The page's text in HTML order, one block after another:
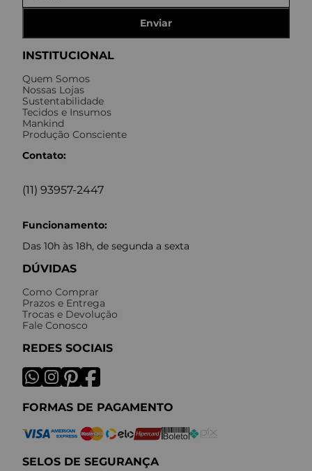
INSTITUCIONAL
Quem Somos
Nossas Lojas
Sustentabilidade
Tecidos e Insumos
Mankind
Produção Consciente
Contato:
(11) 93957-2447
Funcionamento:
Das 10h às 18h, de segunda a sexta
DÚVIDAS
Como Comprar
Prazos e Entrega
Trocas e Devolução
Fale Conosco
REDES SOCIAIS
FORMAS DE PAGAMENTO
SELOS DE SEGURANÇA
Enviar